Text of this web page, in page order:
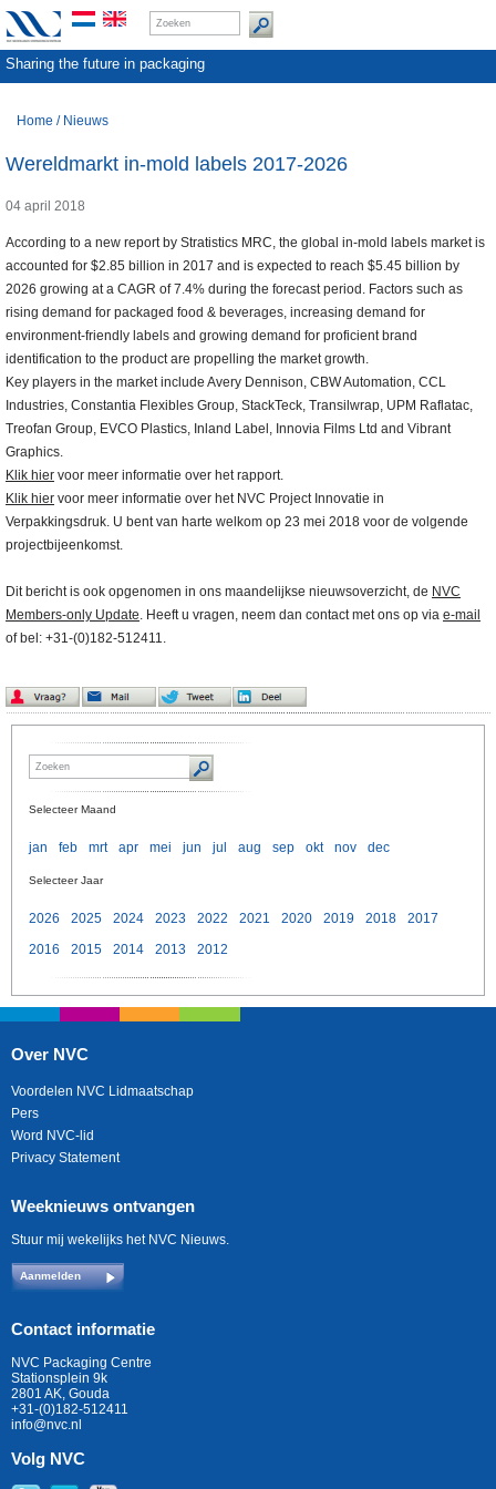
Sharing the future in packaging
Home / Nieuws
Wereldmarkt in-mold labels 2017-2026
04 april 2018
According to a new report by Stratistics MRC, the global in-mold labels market is
accounted for $2.85 billion in 2017 and is expected to reach $5.45 billion by
2026 growing at a CAGR of 7.4% during the forecast period. Factors such as
rising demand for packaged food & beverages, increasing demand for
environment-friendly labels and growing demand for proficient brand
identification to the product are propelling the market growth.
Key players in the market include Avery Dennison, CBW Automation, CCL
Industries, Constantia Flexibles Group, StackTeck, Transilwrap, UPM Raflatac,
Treofan Group, EVCO Plastics, Inland Label, Innovia Films Ltd and Vibrant
Graphics.
Klik hier voor meer informatie over het rapport.
Klik hier voor meer informatie over het NVC Project Innovatie in
Verpakkingsdruk. U bent van harte welkom op 23 mei 2018 voor de volgende
projectbijeenkomst.
Dit bericht is ook opgenomen in ons maandelijkse nieuwsoverzicht, de NVC
Members-only Update. Heeft u vragen, neem dan contact met ons op via e-mail
of bel: +31-(0)182-512411.
Selecteer Maand
jan feb mrt apr mei jun jul aug sep okt nov dec
Selecteer Jaar
2026 2025 2024 2023 2022 2021 2020 2019 2018
2017
2016
2015 2014 2013 2012
Over NVC
Voordelen NVC Lidmaatschap
Pers
Word NVC-lid
Privacy Statement
Weeknieuws ontvangen
Stuur mij wekelijks het NVC Nieuws.
Aanmelden
Contact informatie
NVC Packaging Centre
Stationsplein 9k
2801 AK, Gouda
+31-(0)182-512411
info@nvc.nl
Volg NVC